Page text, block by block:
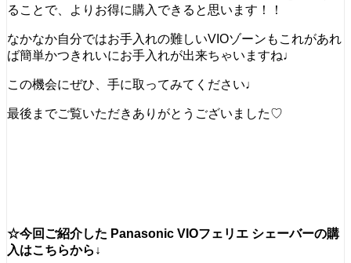
ることで、よりお得に購入できると思います！！
なかなか自分ではお手入れの難しいVIOゾーンもこれがあれ
ば簡単かつきれいにお手入れが出来ちゃいますね♩
この機会にぜひ、手に取ってみてください♩
最後までご覧いただきありがとうございました♡
☆今回ご紹介した Panasonic VIOフェリエ シェーバーの購
入はこちらから↓